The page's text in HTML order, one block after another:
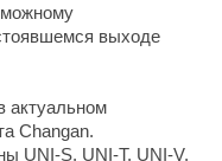
выходе
актуальном
Changan.
UNI-S, UNI-T, UNI-V,